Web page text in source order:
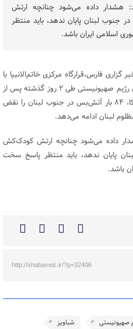
هشدار داده می‌شود چنانچه ارتش
لبنان پایان ندهد، باید منتظر
اسلامی ایران باشد.
فارس،قرارگاه مرکزی خاتم‌الانبیا با
صدور بیانیه ای تاکید کرد: ارتش تروریستی رژیم صهیونیستی طی ۲ روز گذشته پس از
اعلام پایان جنگ توسط رئیس‌جمهور آمریکا، ۸۴ بار آتش‌بس در جنوب لبنان را نقض
لبنان ادامه می‌دهد.
هشدار داده می‌شود چنانچه ارتش کودک‌کش
پایان ندهد، باید منتظر پاسخ سخت
باشد.
http://shabaveiz.ir/?p=32406
صهیونیستی شباویز